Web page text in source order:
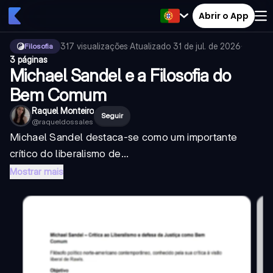
Abrir o App
Filosofia 317 visualizações·Atualizado 31 de jul. de 2026·
3 páginas
Michael Sandel e a Filosofia do
Bem Comum
Raquel Monteiro
@raqueldossales
Seguir
Michael Sandel destaca-se como um importante
crítico do liberalismo de...
Mostrar mais